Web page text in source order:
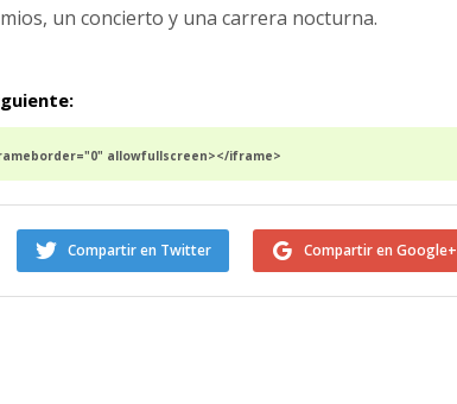
un concierto y una carrera nocturna.
allowfullscreen></iframe>
Compartir en Google+
Compartir en Twitter